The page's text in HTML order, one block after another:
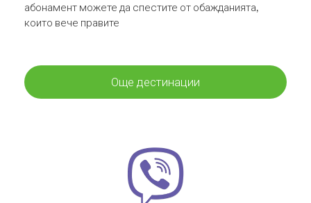
абонамент можете да спестите от обажданията,
които вече правите
Още дестинации